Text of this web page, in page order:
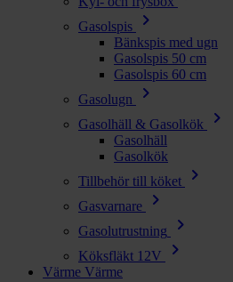
Gasolspis chevron_right
Bänkspis med ugn
Gasolspis 50 cm
Gasolspis 60 cm
Gasolugn
chevron_right
Gasolhäll & Gasolkök chevron_right
Gasolhäll
Gasolkök
Tillbehör till köket
chevron_right
Gasvarnare chevron_right
Gasolutrustning chevron_right
Köksfläkt 12V chevron_right
Värme Värme